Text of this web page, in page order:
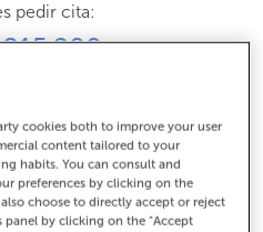
pedir cita:
200
llegar
cookies both to improve your user
content tailored to your
habits. You can consult and
preferences by clicking on the
choose to directly accept or reject
by clicking on the "Accept